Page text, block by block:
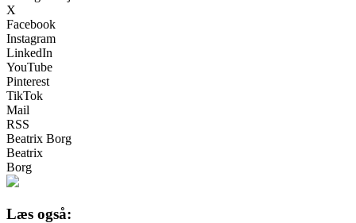
X
Facebook
Instagram
LinkedIn
YouTube
Pinterest
TikTok
Mail
RSS
Beatrix Borg
Beatrix
Borg
Læs også: